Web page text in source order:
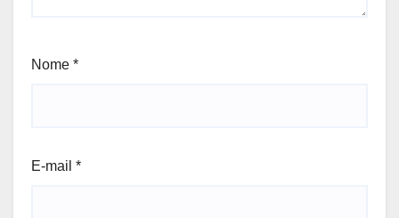
Nome *
E-mail *